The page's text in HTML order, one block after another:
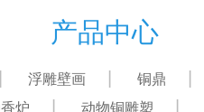
产品中心
浮雕壁画 铜鼎
炉 动物铜雕塑